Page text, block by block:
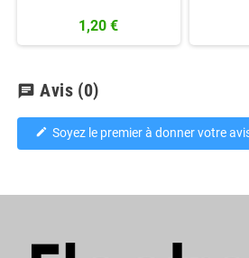
1,20 €
chat Avis (0)
edit Soyez le premier à donner votre